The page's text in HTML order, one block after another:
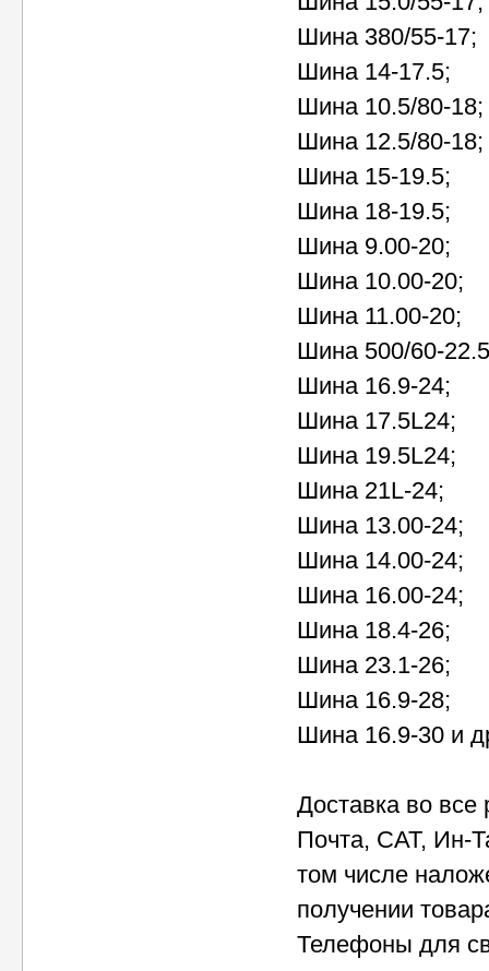
Шина 380/55-17;
Шина 14-17.5;
Шина 10.5/80-18;
Шина 12.5/80-18;
Шина 15-19.5;
Шина 18-19.5;
Шина 9.00-20;
Шина 10.00-20;
Шина 11.00-20;
Шина 500/60-
Шина 16.9-24;
Шина 17.5L24;
Шина 19.5L24;
Шина 21L-24;
Шина 13.00-24;
Шина 14.00-24;
Шина 16.00-24;
Шина 18.4-26;
Шина 23.1-26;
Шина 16.9-28;
Шина 16.9-30 и
Доставка во
Почта, САТ, Ин-
том числе
получении
Телефоны для